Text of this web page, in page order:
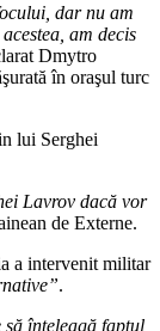
dar nu am
am decis
Dmytro
în oraşul turc
lui Serghei
Lavrov dacă vor
de Externe.
a intervenit militar
.
să înţeleagă faptul